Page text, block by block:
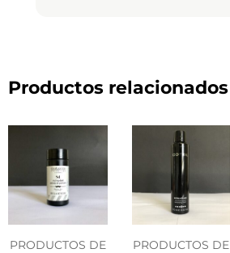
Productos relacionados
PRODUCTOS DE
PRODUCTOS DE